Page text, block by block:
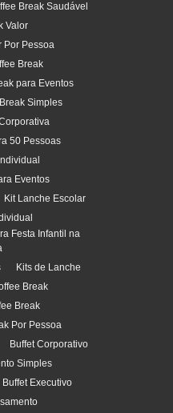
Break Saudável
Valor
Por Pessoa
Break
para Eventos
Simples
50 Pessoas
Eventos
Kit Lanche Escolar
Festa Infantil na
Kits de Lanche
Break
Break
Por Pessoa
Buffet Corporativo
Simples
Buffet Executivo